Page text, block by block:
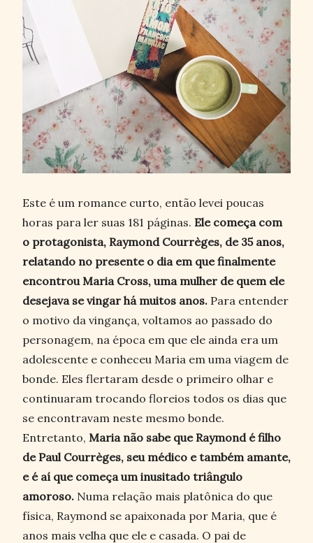
Este é um romance curto, então levei poucas
horas para ler suas 181 páginas. Ele começa com
o protagonista, Raymond Courrèges, de 35 anos,
relatando no presente o dia em que finalmente
encontrou Maria Cross, uma mulher de quem ele
desejava se vingar há muitos anos. Para entender
o motivo da vingança, voltamos ao passado do
personagem, na época em que ele ainda era um
adolescente e conheceu Maria em uma viagem de
bonde. Eles flertaram desde o primeiro olhar e
continuaram trocando floreios todos os dias que
se encontravam neste mesmo bonde.
Entretanto, Maria não sabe que Raymond é filho
de Paul Courrèges, seu médico e também amante,
e é aí que começa um inusitado triângulo
amoroso. Numa relação mais platônica do que
física, Raymond se apaixonada por Maria, que é
anos mais velha que ele e casada. O pai de